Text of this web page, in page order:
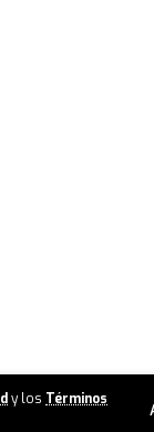
y los Términos